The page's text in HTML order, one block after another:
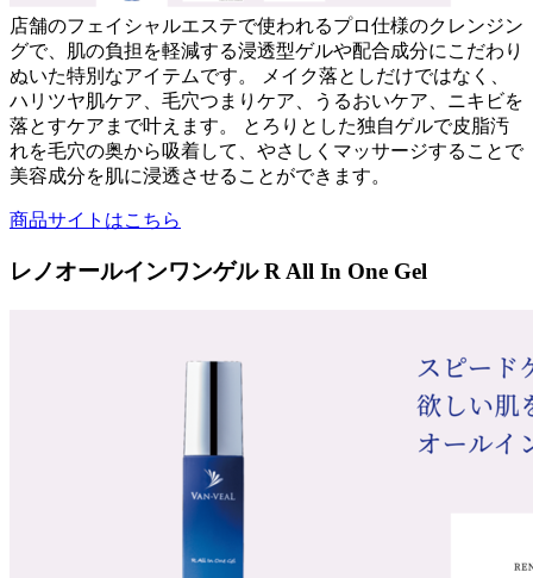
店舗のフェイシャルエステで使われるプロ仕様のクレンジン
グで、肌の負担を軽減する浸透型ゲルや配合成分にこだわり
ぬいた特別なアイテムです。 メイク落としだけではなく、
ハリツヤ肌ケア、毛穴つまりケア、うるおいケア、ニキビを
落とすケアまで叶えます。 とろりとした独自ゲルで皮脂汚
れを毛穴の奥から吸着して、やさしくマッサージすることで
美容成分を肌に浸透させることができます。
商品サイトはこちら
レノオールインワンゲル R All In One Gel